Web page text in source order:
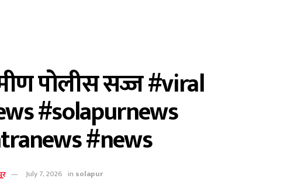
पोलीस सज्ज #viral
#solapurnews
#news
July 7, 2026 in solapur